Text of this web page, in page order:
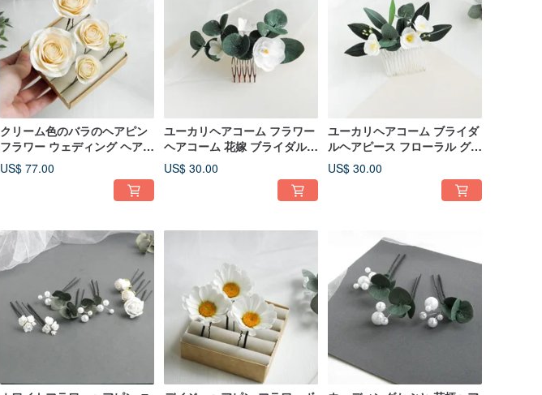
クリーム色のバラのヘアピン
フラワー ウェディング ヘアピ
ース ブライダル フローラル
ヘッドピース
US$ 77.00
ユーカリヘアコーム フラワー
ヘアコーム 花嫁 ブライダルヘ
アピース フローラル
US$ 30.00
ユーカリヘアコーム ブライダ
ルヘアピース フローラル グリ
ーナリー ウェディングヘアコ
ーム
US$ 30.00